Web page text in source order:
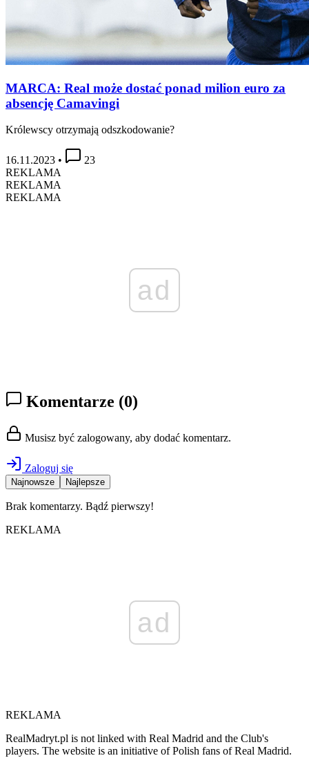
MARCA: Real może dostać ponad milion euro za
absencję Camavingi
Królewscy otrzymają odszkodowanie?
16.11.2023 •
23
REKLAMA
REKLAMA
REKLAMA
ad
Komentarze (0)
Musisz być zalogowany, aby dodać komentarz.
Zaloguj się
Najnowsze Najlepsze
Brak komentarzy. Bądź pierwszy!
REKLAMA
ad
REKLAMA
RealMadryt.pl is not linked with Real Madrid and the Club's
players. The website is an initiative of Polish fans of Real Madrid.